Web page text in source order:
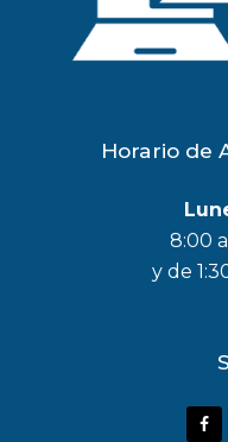
Horario de
8:00
y de
F